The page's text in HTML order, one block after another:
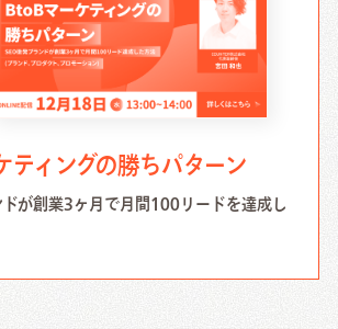
ティングの勝ちパターン
ドが創業3ヶ月で月間100リードを達成し